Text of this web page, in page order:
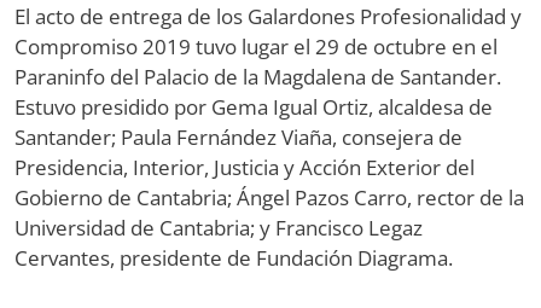
El acto de entrega de los Galardones Profesionalidad y
Compromiso 2019 tuvo lugar el 29 de octubre en el
Paraninfo del Palacio de la Magdalena de Santander.
Estuvo presidido por Gema Igual Ortiz, alcaldesa de
Santander; Paula Fernández Viaña, consejera de
Presidencia, Interior, Justicia y Acción Exterior del
Gobierno de Cantabria; Ángel Pazos Carro, rector de la
Universidad de Cantabria; y Francisco Legaz
Cervantes, presidente de Fundación Diagrama.